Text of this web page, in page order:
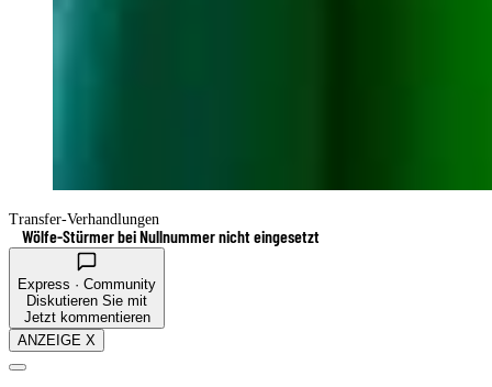
Transfer-Verhandlungen
Wölfe-Stürmer bei Nullnummer nicht eingesetzt
Express · Community
Diskutieren Sie mit
Jetzt kommentieren
ANZEIGE X